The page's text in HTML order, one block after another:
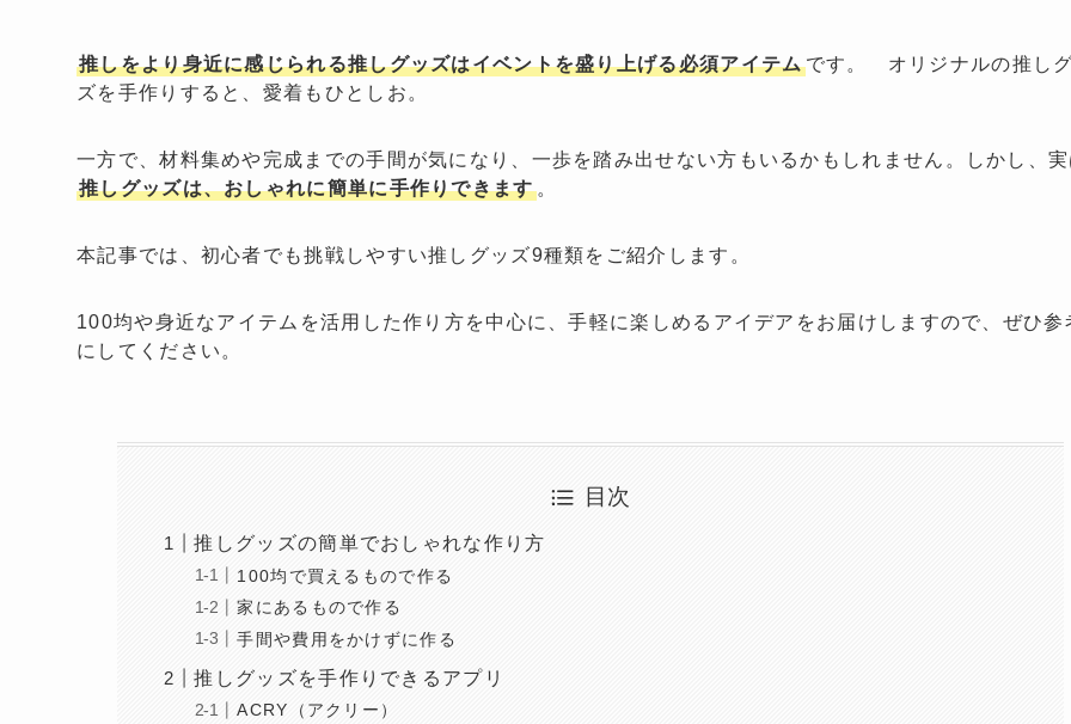
推しをより身近に感じられる推しグッズはイベントを盛り上げる必須アイテムです。 オリジナルの推し
ズを手作りすると、愛着もひとしお。
一方で、材料集めや完成までの手間が気になり、一歩を踏み出せない方もいるかもしれません。しかし、
推しグッズは、おしゃれに簡単に手作りできます。
本記事では、初心者でも挑戦しやすい推しグッズ9種類をご紹介します。
100均や身近なアイテムを活用した作り方を中心に、手軽に楽しめるアイデアをお届けしますので、ぜひ参
にしてください。
目次
推しグッズの簡単でおしゃれな作り方
100均で買えるもので作る
家にあるもので作る
手間や費用をかけずに作る
推しグッズを手作りできるアプリ
ACRY（アクリー）